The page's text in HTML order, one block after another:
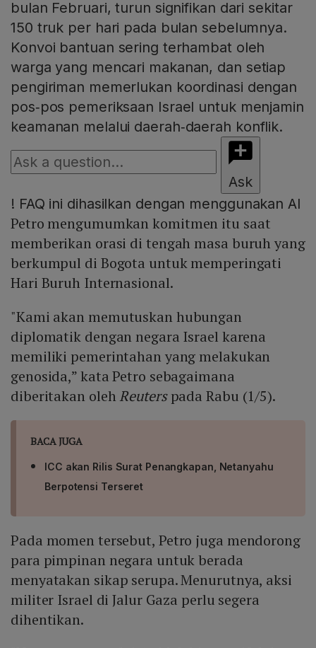
bulan Februari, turun signifikan dari sekitar
150 truk per hari pada bulan sebelumnya.
Konvoi bantuan sering terhambat oleh
warga yang mencari makanan, dan setiap
pengiriman memerlukan koordinasi dengan
pos‑pos pemeriksaan Israel untuk menjamin
keamanan melalui daerah‑daerah konflik.
Ask
! FAQ ini dihasilkan dengan menggunakan AI
Petro mengumumkan komitmen itu saat
memberikan orasi di tengah masa buruh yang
berkumpul di Bogota untuk memperingati
Hari Buruh Internasional.
"Kami akan memutuskan hubungan
diplomatik dengan negara Israel karena
memiliki pemerintahan yang melakukan
genosida,” kata Petro sebagaimana
diberitakan oleh Reuterspada Rabu (1/5).
BACA JUGA
ICC akan Rilis Surat Penangkapan, Netanyahu
Berpotensi Terseret
Pada momen tersebut, Petro juga mendorong
para pimpinan negara untuk berada
menyatakan sikap serupa. Menurutnya, aksi
militer Israel di Jalur Gaza perlu segera
dihentikan.